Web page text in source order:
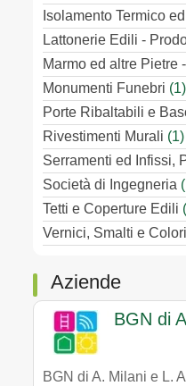
Isolamento Termico
Lattonerie Edili -
Marmo ed altre Pietre
Monumenti Funebri (1)
Porte Ribaltabili e
Rivestimenti Murali (1)
Serramenti ed Infissi,
Società di Ingegneria
Tetti e Coperture Edili
Vernici, Smalti e
Aziende
BGN di
BGN di A. Milani e L.